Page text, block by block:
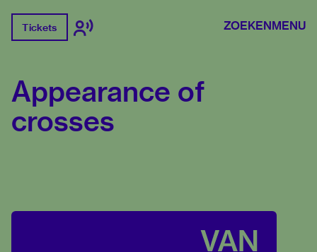
Tickets ZOEKENMENU
Appearance of
crosses